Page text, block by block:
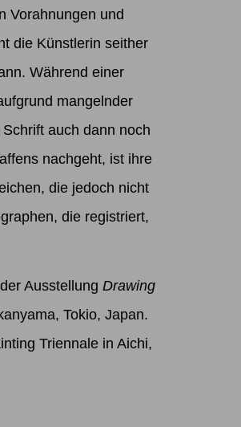
Vorahnungen und
die Künstlerin seither
Während einer
mangelnder
auch dann noch
nachgeht, ist ihre
die jedoch nicht
die registriert,
Ausstellung Drawing
Tokio, Japan.
Triennale in Aichi,